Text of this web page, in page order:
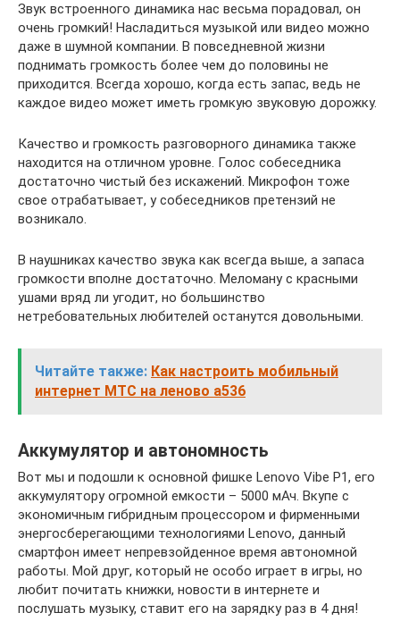
Звук встроенного динамика нас весьма порадовал, он
очень громкий! Насладиться музыкой или видео можно
даже в шумной компании. В повседневной жизни
поднимать громкость более чем до половины не
приходится. Всегда хорошо, когда есть запас, ведь не
каждое видео может иметь громкую звуковую дорожку.
Качество и громкость разговорного динамика также
находится на отличном уровне. Голос собеседника
достаточно чистый без искажений. Микрофон тоже
свое отрабатывает, у собеседников претензий не
возникало.
В наушниках качество звука как всегда выше, а запаса
громкости вполне достаточно. Меломану с красными
ушами вряд ли угодит, но большинство
нетребовательных любителей останутся довольными.
Читайте также: Как настроить мобильный
интернет МТС на леново а536
Аккумулятор и автономность
Вот мы и подошли к основной фишке Lenovo Vibe P1, его
аккумулятору огромной емкости – 5000 мАч. Вкупе с
экономичным гибридным процессором и фирменными
энергосберегающими технологиями Lenovo, данный
смартфон имеет непревзойденное время автономной
работы. Мой друг, который не особо играет в игры, но
любит почитать книжки, новости в интернете и
послушать музыку, ставит его на зарядку раз в 4 дня!